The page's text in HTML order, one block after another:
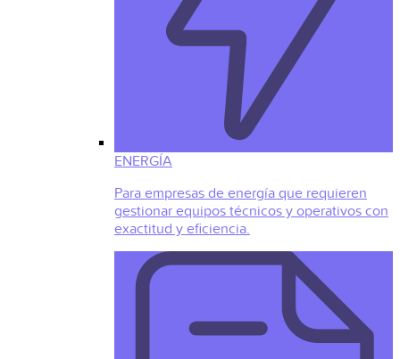
ENERGÍA
Para empresas de energía que requieren
gestionar equipos técnicos y operativos con
exactitud y eficiencia.